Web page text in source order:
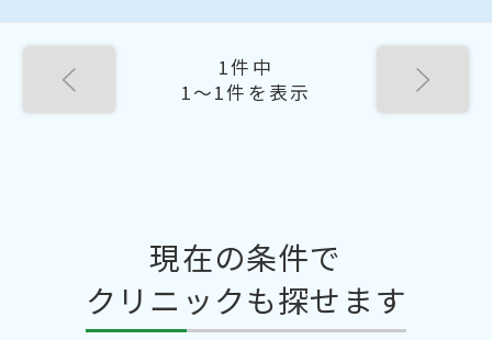
1件中
1〜1件を表示
現在の条件で
クリニックも探せます